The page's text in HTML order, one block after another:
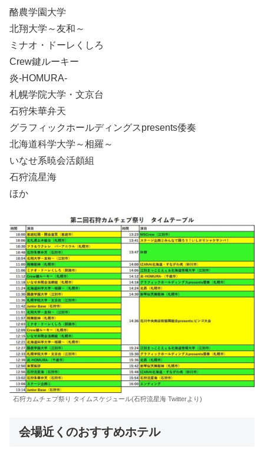
酪農学園大学
北翔大学～友和～
ミナオ・ドーレくしろ
Crew鍵ルーキー
炎-HOMURA-
札幌学院大学・文京台
石狩朱華弁天
グラフィックホールディングスpresents倭奏
北海道科学大学～相羅～
いなせ系暁会活頗組
石狩流星海
ほか
石狩カムチェプ祭り タイムスケジュール(石狩流星海 Twitterより)
会場近くのおすすめホテル